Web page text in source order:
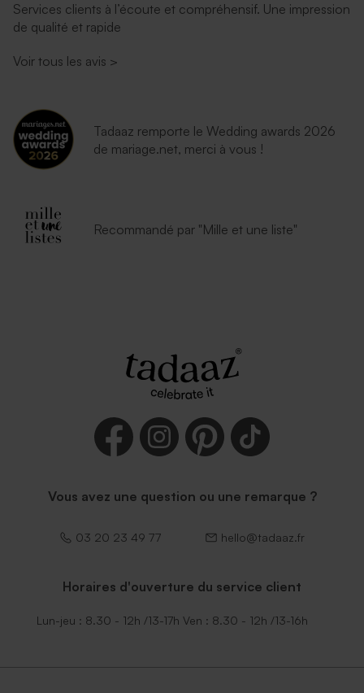
Enveloppe mariage lavande
Enveloppe blanche
autocollante
Services clients à l’écoute et compréhensif. Une impression
de qualité et rapide
Voir tous les avis >
Tadaaz remporte le Wedding awards 2026
de mariage.net, merci à vous !
Recommandé par "Mille et une liste"
Vous avez une question ou une remarque ?
03 20 23 49 77 hello@tadaaz.fr
Horaires d'ouverture du service client
Lun-jeu : 8.30 - 12h /13-17h Ven : 8.30 - 12h /13-16h